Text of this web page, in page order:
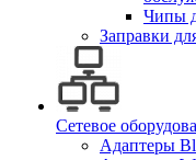
Чипы
Заправки
Сетевое
Адаптеры